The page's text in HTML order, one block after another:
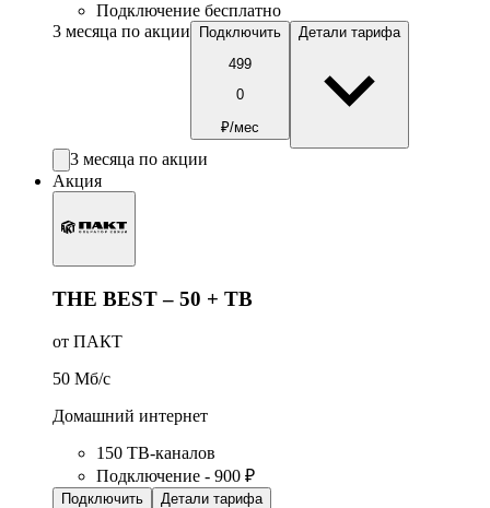
Подключение бесплатно
3 месяца по акции
Подключить
499
0
₽/мес
Детали тарифа
3 месяца по акции
Акция
THE BEST – 50 + ТВ
от ПАКТ
50 Мб/c
Домашний интернет
150 ТВ-каналов
Подключение - 900 ₽
Подключить
Детали тарифа